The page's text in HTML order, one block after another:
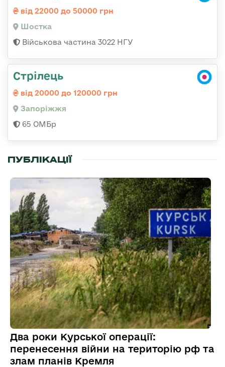
від 22000 до 50000 грн
Шостка
Військова частина 3022 НГУ
Стрілець
від 20000 до 120000 грн
Запоріжжя
65 ОМБр
ПУБЛІКАЦІЇ
Два роки Курської операції:
перенесення війни на територію рф та
злам планів Кремля